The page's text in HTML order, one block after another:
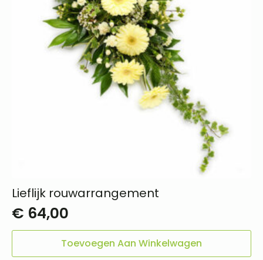
Lieflijk rouwarrangement
€ 64,00
Toevoegen Aan Winkelwagen